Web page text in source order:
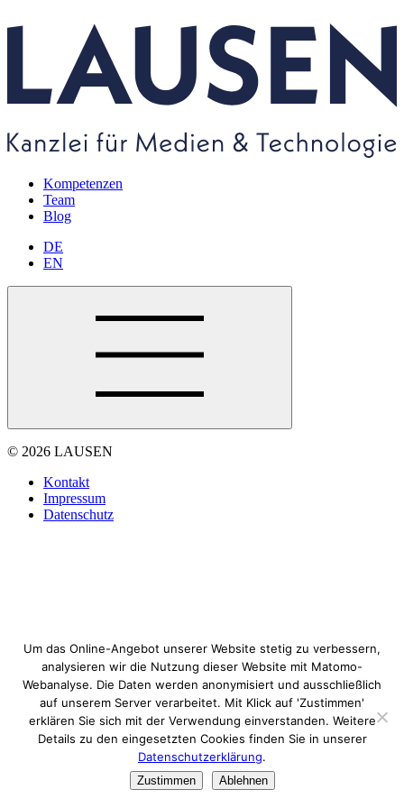
Kompetenzen
Team
Blog
DE
EN
© 2026 LAUSEN
Kontakt
Impressum
Datenschutz
Um das Online-Angebot unserer Website stetig zu verbessern,
analysieren wir die Nutzung dieser Website mit Matomo-
Webanalyse. Die Daten werden anonymisiert und ausschließlich
auf unserem Server verarbeitet. Mit Klick auf 'Zustimmen'
erklären Sie sich mit der Verwendung einverstanden. Weitere
Details zu den eingesetzten Cookies finden Sie in unserer
Datenschutzerklärung.
Zustimmen Ablehnen